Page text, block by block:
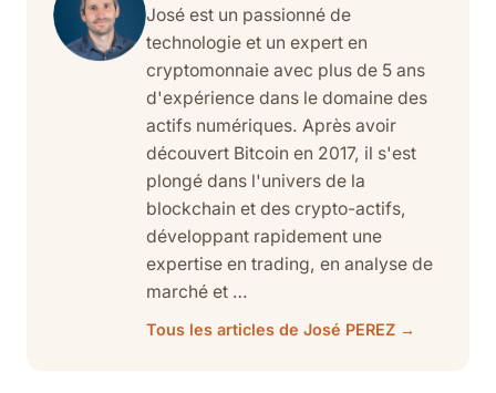
José est un passionné de
technologie et un expert en
cryptomonnaie avec plus de 5 ans
d'expérience dans le domaine des
actifs numériques. Après avoir
découvert Bitcoin en 2017, il s'est
plongé dans l'univers de la
blockchain et des crypto-actifs,
développant rapidement une
expertise en trading, en analyse de
marché et …
Tous les articles de José PEREZ →